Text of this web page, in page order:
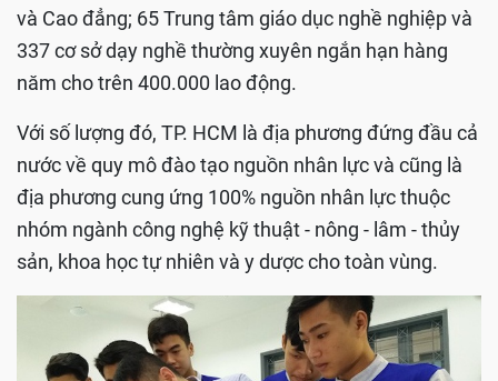
và Cao đẳng; 65 Trung tâm giáo dục nghề nghiệp và
337 cơ sở dạy nghề thường xuyên ngắn hạn hàng
năm cho trên 400.000 lao động.
Với số lượng đó, TP. HCM là địa phương đứng đầu cả
nước về quy mô đào tạo nguồn nhân lực và cũng là
địa phương cung ứng 100% nguồn nhân lực thuộc
nhóm ngành công nghệ kỹ thuật - nông - lâm - thủy
sản, khoa học tự nhiên và y dược cho toàn vùng.